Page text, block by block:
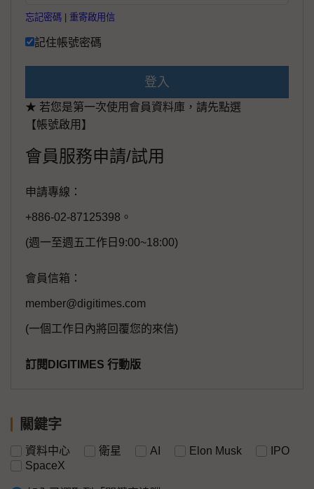
忘記密碼 重寄啟用信
記住帳號密碼
登入
★ 若您是第一次使用會員資料庫，請先點選
【帳號啟用】
會員服務申請/試用
申請專線：
+886-02-87125398。
(週一至週五工作日9:00~18:00)
會員信箱：
member@digitimes.com
(一個工作日內將回覆您的來信)
訂閱DIGITIMES 行動版
關鍵字
資料中心 衛星 AI Elon Musk
IPO
SpaceX